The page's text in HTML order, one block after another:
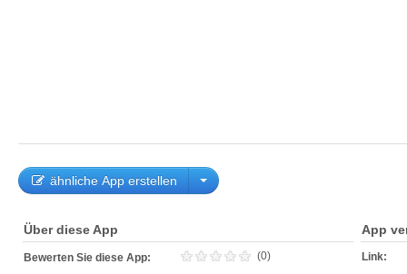
ähnliche App erstellen
Über diese App
Bewerten Sie diese App: (0)
App
Link: